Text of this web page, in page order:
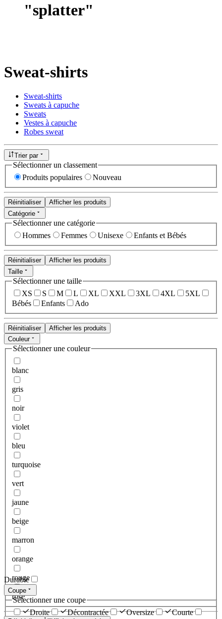
"splatter"
Sweat-shirts
Sweat-shirts
Sweats à capuche
Sweats
Vestes à capuche
Robes sweat
Trier par
Sélectionner un classement
Produits populaires
Nouveau
Réinitialiser
Afficher les produits
Catégorie
Sélectionner une catégorie
Hommes
Femmes Unisexe Enfants et Bébés
Réinitialiser
Afficher les produits
Taille
Sélectionner une taille
XS
S M L XL XXL 3XL 4XL
5XL
Bébés
Enfants Ado
Réinitialiser
Afficher les produits
Couleur
Sélectionner une couleur
blanc
gris
noir
violet
bleu
turquoise
vert
jaune
beige
marron
orange
rouge
rose
Durable
Coupe
Sélectionner une coupe
Droite
Décontractée Oversize
Courte